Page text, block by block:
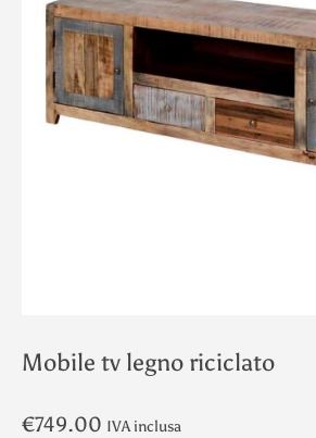
Mobile tv legno riciclato
€749.00 IVA inclusa